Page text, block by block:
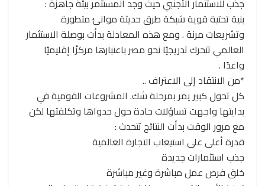
جذب للاستثمار الأجنبي حيث وجد المستثمر بيئة جاهزة :
بنية تحتية قوية شبكة طرق حديثة موانئ متطورة
وتشريعات مرنة . ومع هذه المعادلة بدأت بوصلة الاستثمار
العالمي تتحرك تدريجيًا نحو مصر باعتبارها مركزًا إقليميًا
واعدًا .
*من الانتقاد إلى الاعتراف ..
كل تحول كبير يمر بمرحلة شك. المشروعات القومية في
بدايتها واجهت تساؤلات حادة حول جدواها وتكلفتها لكن
مع مرور الوقت بدأت النتائج تتحدث :
قدرة أعلى على استيعاب التجارة العالمية
جذب استثمارات جديدة
خلق فرص عمل مباشرة وغير مباشرة